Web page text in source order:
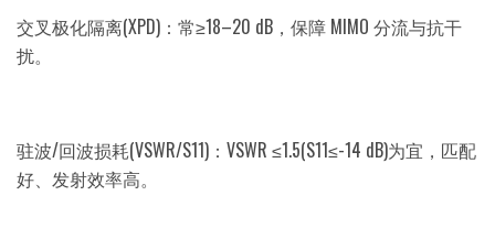
交叉极化隔离(XPD)：常≥18–20 dB，保障 MIMO 分流与抗干
扰。
驻波/回波损耗(VSWR/S11)：VSWR ≤1.5(S11≤-14 dB)为宜，匹配
好、发射效率高。